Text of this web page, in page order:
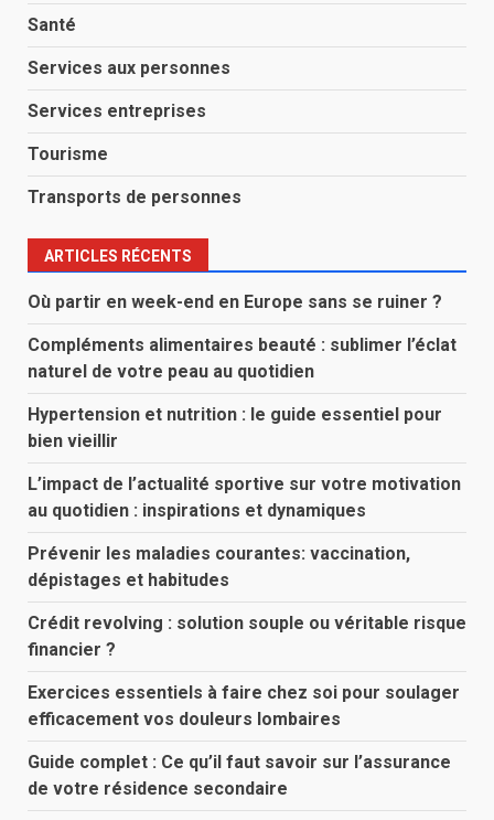
Santé
Services aux personnes
Services entreprises
Tourisme
Transports de personnes
ARTICLES RÉCENTS
Où partir en week-end en Europe sans se ruiner ?
Compléments alimentaires beauté : sublimer l’éclat
naturel de votre peau au quotidien
Hypertension et nutrition : le guide essentiel pour
bien vieillir
L’impact de l’actualité sportive sur votre motivation
au quotidien : inspirations et dynamiques
Prévenir les maladies courantes: vaccination,
dépistages et habitudes
Crédit revolving : solution souple ou véritable risque
financier ?
Exercices essentiels à faire chez soi pour soulager
efficacement vos douleurs lombaires
Guide complet : Ce qu’il faut savoir sur l’assurance
de votre résidence secondaire